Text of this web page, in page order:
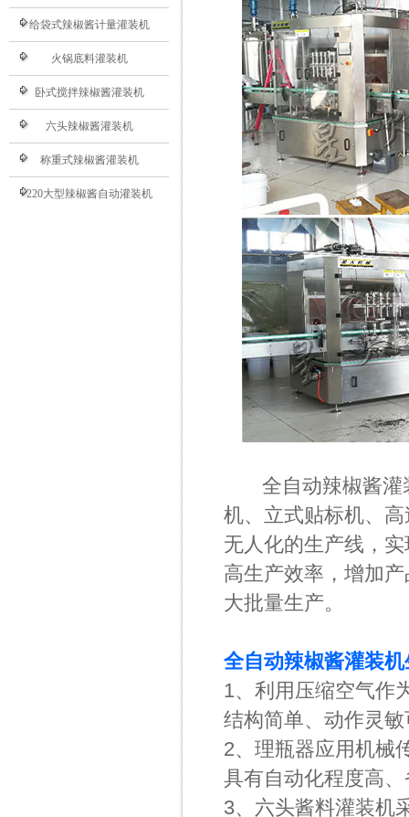
给袋式辣椒酱计量灌装机
火锅底料灌装机
卧式搅拌辣椒酱灌装机
六头辣椒酱灌装机
称重式辣椒酱灌装机
220大型辣椒酱自动灌装机
全自动辣椒酱灌
机、立式贴标机、
无人化的生产线，
高生产效率，增加
大批量生产。
全自动辣椒酱灌装
1、利用压缩空气作
结构简单、动作灵
2、理瓶器应用机械
具有自动化程度高
3、六头酱料灌装机